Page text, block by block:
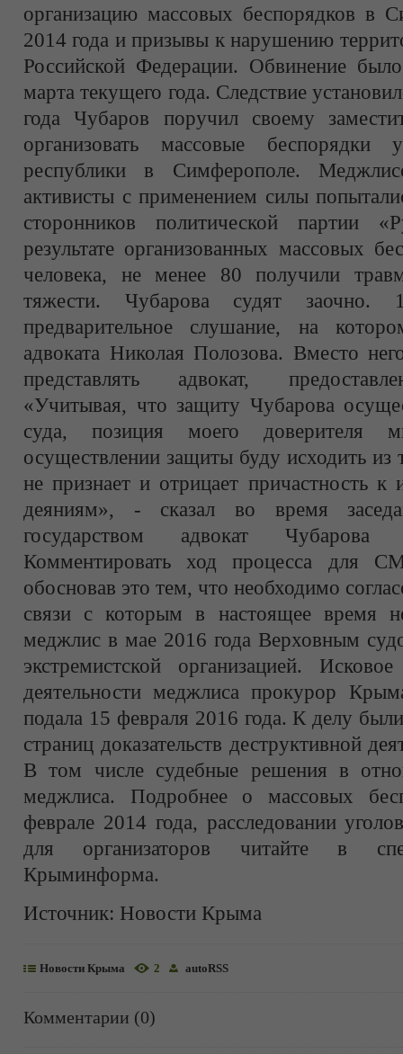
организацию массовых беспорядков в
2014 года и призывы к нарушению
Российской Федерации. Обвинение
марта текущего года. Следствие
года Чубаров поручил своему
организовать массовые беспорядки
республики в Симферополе.
активисты с применением силы
сторонников политической партии
результате организованных массовых
человека, не менее 80 получили
тяжести. Чубарова судят заочно.
предварительное слушание, на
адвоката Николая Полозова. Вместо
представлять адвокат,
«Учитывая, что защиту Чубарова
суда, позиция моего доверителя
осуществлении защиты буду исходить из
не признает и отрицает причастность
деяниям», - сказал во время
государством адвокат Чубарова
Комментировать ход процесса для
обосновав это тем, что необходимо
связи с которым в настоящее время
меджлис в мае 2016 года Верховным
экстремистской организацией.
деятельности меджлиса прокурор
подала 15 февраля 2016 года. К делу
страниц доказательств деструктивной
В том числе судебные решения в
меджлиса. Подробнее о массовых
феврале 2014 года, расследовании
для организаторов читайте в
Крыминформа.
Источник: Новости Крыма
Новости Крыма 2 autoRSS
Комментарии (0)